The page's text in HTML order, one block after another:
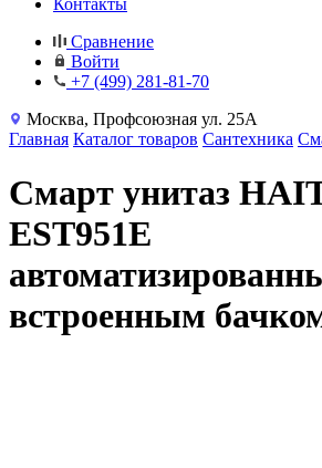
Контакты
Сравнение
Войти
+7 (499) 281-81-70
Москва, Профсоюзная ул. 25А
Главная Каталог товаров Сантехника
Смарт унитаз
EST951E
встроенным